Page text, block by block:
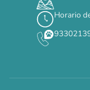
Horario